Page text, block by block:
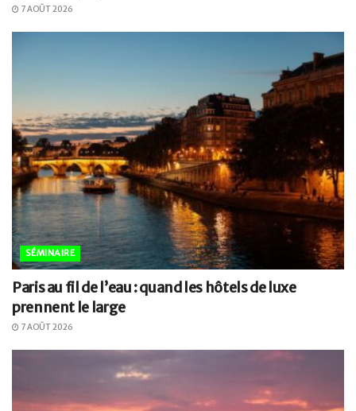
7 AOÛT 2026
SÉMINAIRE
Paris au fil de l’eau : quand les hôtels de luxe
prennent le large
7 AOÛT 2026